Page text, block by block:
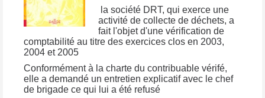
la société DRT, qui exerce une
activité de collecte de déchets, a
fait l'objet d'une vérification de
comptabilité au titre des exercices clos en 2003,
2004 et 2005
Conformément à la charte du contribuable vérifé,
elle a demandé un entretien explicatif avec le chef
de brigade ce qui lui a été refusé